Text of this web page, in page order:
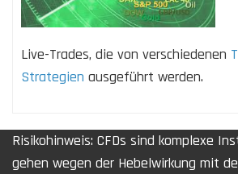
Live-Trades, die von verschiedenen
Strategien ausgeführt werden.
Risikohinweis: CFDs sind komplexe
gehen wegen der Hebelwirkung mit